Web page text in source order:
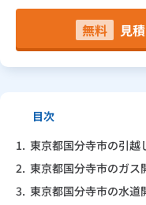
無料 見
目次
1. 東京都国分寺市の引越
2. 東京都国分寺市のガス
3. 東京都国分寺市の水道